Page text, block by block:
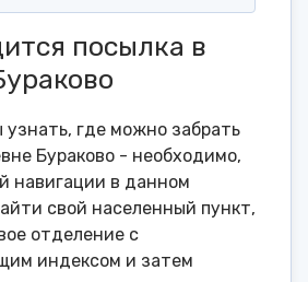
посылка в
узнать, где можно забрать
Бураково - необходимо,
навигации в данном
свой населенный пункт,
отделение с
индексом и затем